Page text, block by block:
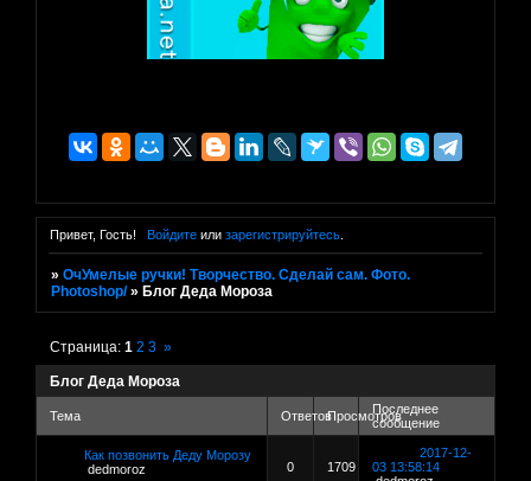
Привет, Гость! Войдитеили зарегистрируйтесь.
»ОчУмелые ручки! Творчество. Сделай сам. Фото.
Photoshop/ » Блог Деда Мороза
Блог Деда Мороза
Страница:1 2 3 »
Тема ОтветовПросмотровПоследнее
сообщение
Как позвонить Деду Морозу
dedmoroz
0 1709
2017-12-
03 13:58:14